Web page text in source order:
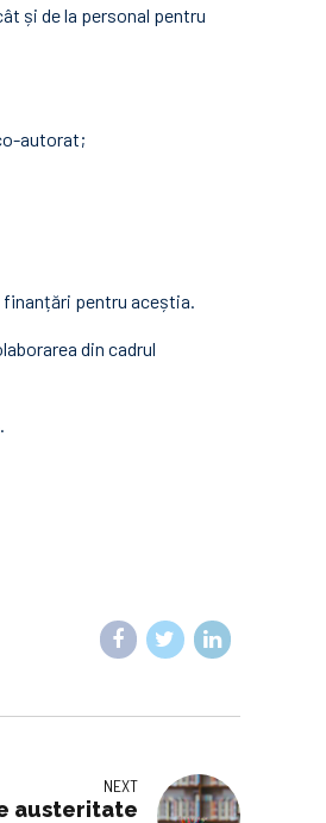
și de la personal pentru
autorat;
pentru aceștia.
din cadrul
.
NEXT
austeritate